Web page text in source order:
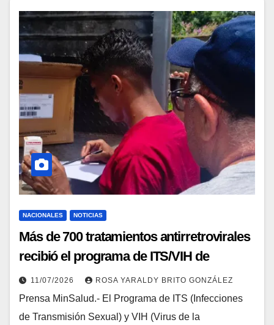
NACIONALES NOTICIAS
Más de 700 tratamientos antirretrovirales
recibió el programa de ITS/VIH de
Cojedes
11/07/2026 ROSA YARALDY BRITO GONZÁLEZ
Prensa MinSalud.- El Programa de ITS (Infecciones
de Transmisión Sexual) y VIH (Virus de la